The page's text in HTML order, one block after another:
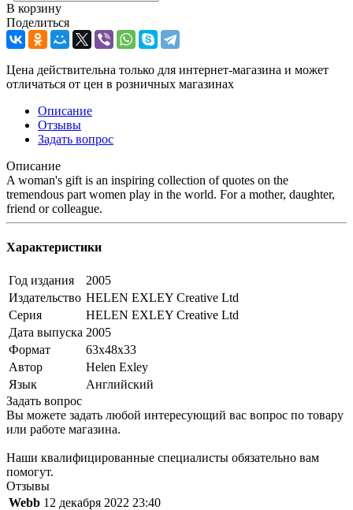
В корзину
Поделиться
Цена действительна только для интернет-магазина и может
отличаться от цен в розничных магазинах
Описание
Отзывы
Задать вопрос
Описание
A woman's gift is an inspiring collection of quotes on the
tremendous part women play in the world. For a mother, daughter,
friend or colleague.
Характеристики
Год издания
2005
Издательство HELEN EXLEY Creative Ltd
Серия
HELEN EXLEY Creative Ltd
Дата выпуска 2005
Формат
63x48x33
Автор
Helen Exley
Язык
Английский
Задать вопрос
Вы можете задать любой интересующий вас вопрос по товару
или работе магазина.
Наши квалифицированные специалисты обязательно вам
помогут.
Отзывы
Webb 12 декабря 2022 23:40